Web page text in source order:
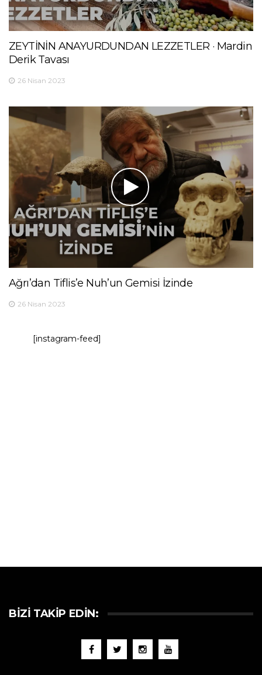
ZEYTİNİN ANAYURDUNDAN LEZZETLER · Mardin
Derik Tavası
26 Nisan 2023
Ağrı’dan Tiflis’e Nuh’un Gemisi İzinde
26 Nisan 2023
[instagram-feed]
BIZI TAKIP EDIN: